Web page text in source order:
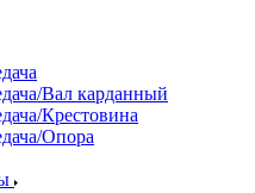
Вал карданный
Крестовина
Опора